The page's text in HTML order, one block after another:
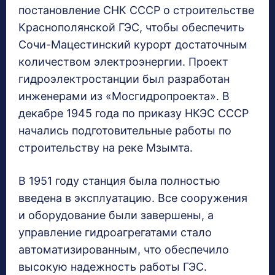
постановление СНК СССР о строительстве
Краснополянской ГЭС, чтобы обеспечить
Сочи-Мацестинский курорт достаточным
количеством электроэнергии. Проект
гидроэлектростанции был разработан
инженерами из «Мосгидропроекта». В
декабре 1945 года по приказу НКЭС СССР
начались подготовительные работы по
строительству на реке Мзымта.
В 1951 году станция была полностью
введена в эксплуатацию. Все сооружения
и оборудование были завершены, а
управление гидроагрегатами стало
автоматизированным, что обеспечило
высокую надежность работы ГЭС.